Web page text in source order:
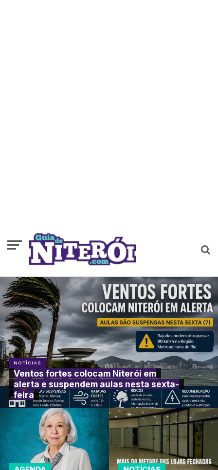
NOTÍCIAS
Ventos fortes colocam Niterói em
alerta e suspendem aulas nesta sexta-
feira